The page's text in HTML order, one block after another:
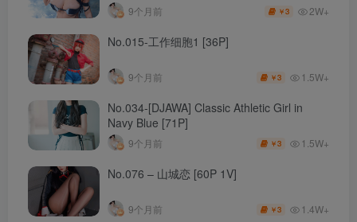
9个月前 ￥3 2W+
No.015-工作细胞1 [36P]
9个月前 ￥3 1.5W+
No.034-[DJAWA] Classic Athletic Girl in
Navy Blue [71P]
9个月前 ￥3 1.5W+
No.076 – 山城恋 [60P 1V]
9个月前 ￥3 1.4W+